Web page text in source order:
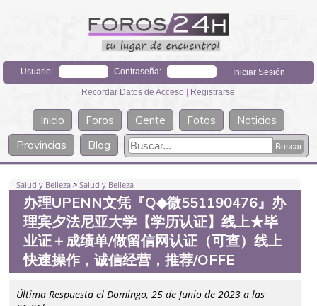
Usuario: Contraseña:
Recordar Datos de Acceso | Registrarse
Inicio Foros Gente Fotos
Noticias
Provincias
Blog
Salud y Belleza >Salud y Belleza
办理UPENN文凭『Q◆微551190476』办
理宾夕法尼亚大学【学历认证】线上★毕
业证＋成绩单/做留信网认证（可查）线上
快速操作，诚信经营，推荐/OFFE
Última Respuesta el Domingo, 25 de Junio de 2023 a las